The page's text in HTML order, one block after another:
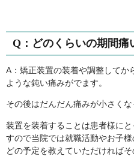
Q：どのくらいの期間痛
A：矯正装置の装着や調整してか
ような鈍い痛みがでます。
その後はだんだん痛みが小さくな
装置を装着することは患者様に
すので当院では就職活動やお子
どの予定を教えていただければ